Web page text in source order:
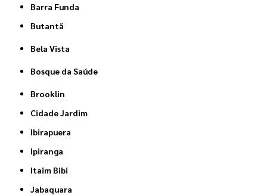
Barra Funda
Butantã
Bela Vista
Bosque da Saúde
Brooklin
Cidade Jardim
Ibirapuera
Ipiranga
Itaim Bibi
Jabaquara